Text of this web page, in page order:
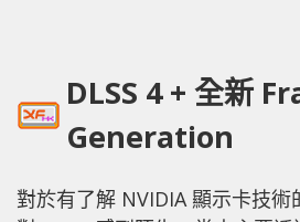
DLSS 4 + 全新
Generation
對於有了解 NVIDIA 顯示卡技術